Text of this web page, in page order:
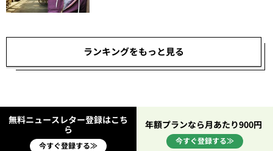
ランキングをもっと見る
無料ニュースレター登録はこち
ら
今すぐ登録する≫
年額プランなら月あたり900円
今すぐ登録する≫